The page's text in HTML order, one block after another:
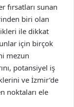
fırsatları sunan
biri olan
ile dikkat
için birçok
mezun
potansiyel iş
ve İzmir’de
noktaları ele